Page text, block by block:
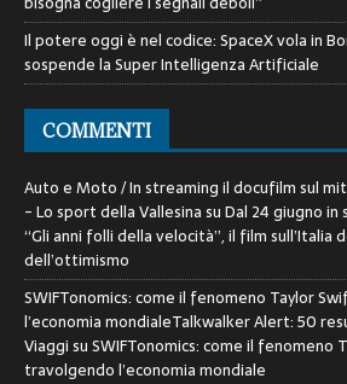
Il potere oggi è nel codice: SpaceX vola in
sospende la Super Intelligenza Artificiale
COMMENTI
Auto e Moto / In streaming il docufilm sul
- Lo sport della VallesinasuDal 24 giugno
“Gli anni folli della velocità”, il film sull’Italia
dell’ottimismo
SWIFTonomics: come il fenomeno Taylor
l’economia mondialeTalkwalker Alert: 50
ViaggisuSWIFTonomics: come il fenomeno
travolgendo l’economia mondiale